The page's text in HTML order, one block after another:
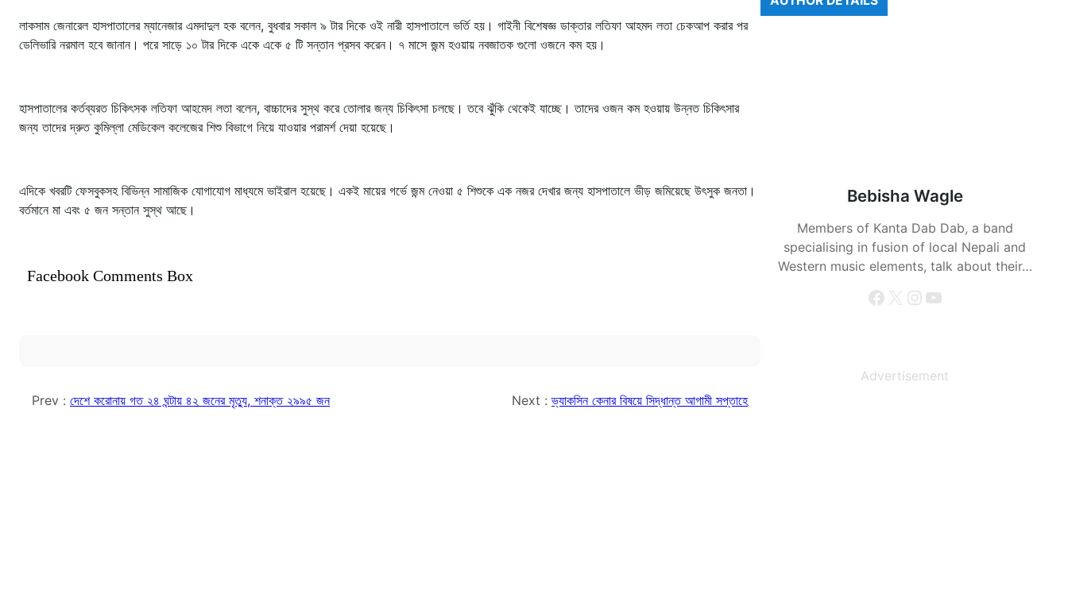
লাকসাম জেনারেল হাসপাতালের ম্যানেজার এমদাদুল হক বলেন, বুধবার সকাল ৯ টার দিকে ওই নারী হাসপাতালে ভর্তি হয়। গাইনী বিশেষজ্ঞ ডাক্তার লতিফা আহমদ লতা চেকআপ করার পর
ডেলিভারি নরমাল হবে জানান। পরে সাড়ে ১০ টার দিকে একে একে ৫ টি সন্তান প্রসব করেন। ৭ মাসে জন্ম হওয়ায় নবজাতক গুলো ওজনে কম হয়।
হাসপাতালের কর্তব্যরত চিকিৎসক লতিফা আহমেদ লতা বলেন, বাচ্চাদের সুস্থ করে তোলার জন্য চিকিৎসা চলছে। তবে ঝুঁকি থেকেই যাচ্ছে। তাদের ওজন কম হওয়ায় উন্নত চিকিৎসার
জন্য তাদের দ্রুত কুমিল্লা মেডিকেল কলেজের শিশু বিভাগে নিয়ে যাওয়ার পরামর্শ দেয়া হয়েছে।
এদিকে খবরটি ফেসবুকসহ বিভিন্ন সামাজিক যোগাযোগ মাধ্যমে ভাইরাল হয়েছে। একই মায়ের গর্ভে জন্ম নেওয়া ৫ শিশুকে এক নজর দেখার জন্য হাসপাতালে ভীড় জমিয়েছে উৎসুক জনতা।
বর্তমানে মা এবং ৫ জন সন্তান সুস্থ আছে।
Facebook Comments Box
Prev : দেশে করোনায় গত ২৪ ঘন্টায় ৪২ জনের মৃত্যু, শনাক্ত ২৯৯৫ জন Next :ভ্যাকসিন কেনার বিষয়ে সিদ্ধান্ত আগামী সপ্তাহে
Bebisha Wagle
Members of Kanta Dab Dab, a band
specialising in fusion of local Nepali and
Western music elements, talk about their…
Facebook X Instagram YouTube
Advertisement